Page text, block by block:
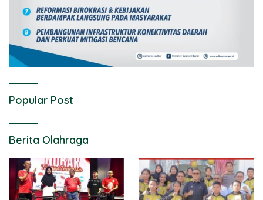
Popular Post
Berita Olahraga